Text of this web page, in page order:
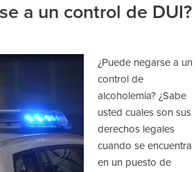
a un control de DUI?
¿Puede negarse a un
control de
alcoholemia? ¿Sabe
usted cuales son sus
derechos legales
cuando se encuentra
en un puesto de